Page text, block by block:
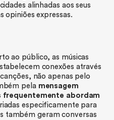
alinhadas aos seus
opiniões expressas.
ao público, as músicas
conexões através
não apenas pelo
pelamensagem
frequentemente abordam
especificamente para
também geram conversas